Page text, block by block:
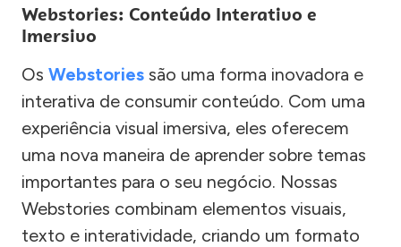
Webstories: Conteúdo Interativo e
Imersivo
Os Webstories são uma forma inovadora e
interativa de consumir conteúdo. Com uma
experiência visual imersiva, eles oferecem
uma nova maneira de aprender sobre temas
importantes para o seu negócio. Nossas
Webstories combinam elementos visuais,
texto e interatividade, criando um formato